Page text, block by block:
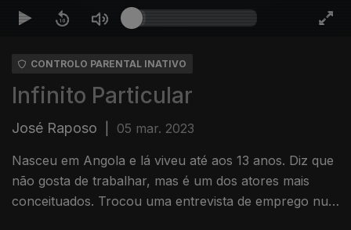
CONTROLO PARENTAL INATIVO
Infinito Particular
José Raposo 05 mar. 2023
Nasceu em Angola e lá viveu até aos 13 anos. Diz que
não gosta de trabalhar, mas é um dos atores mais
conceituados. Trocou uma entrevista de emprego num